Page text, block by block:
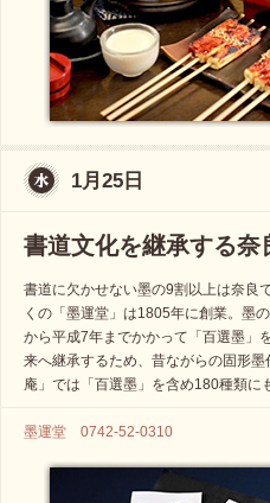
1月25日
書道文化を継承する奈
書道に欠かせない墨の9割以上は奈良
くの「墨運堂」は1805年に創業。墨
から平成7年までかかって「百選墨」
来へ継承するため、昔ながらの固形
庵」では「百選墨」を含め180種類に
墨運堂 0742-52-0310